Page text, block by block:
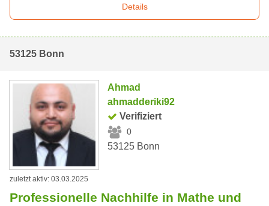
Details
53125 Bonn
Ahmad
ahmadderiki92
Verifiziert
0
53125 Bonn
zuletzt aktiv: 03.03.2025
Professionelle Nachhilfe in Mathe und